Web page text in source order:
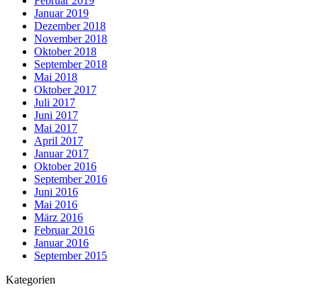
Januar 2019
Dezember 2018
November 2018
Oktober 2018
September 2018
Mai 2018
Oktober 2017
Juli 2017
Juni 2017
Mai 2017
April 2017
Januar 2017
Oktober 2016
September 2016
Juni 2016
Mai 2016
März 2016
Februar 2016
Januar 2016
September 2015
Kategorien